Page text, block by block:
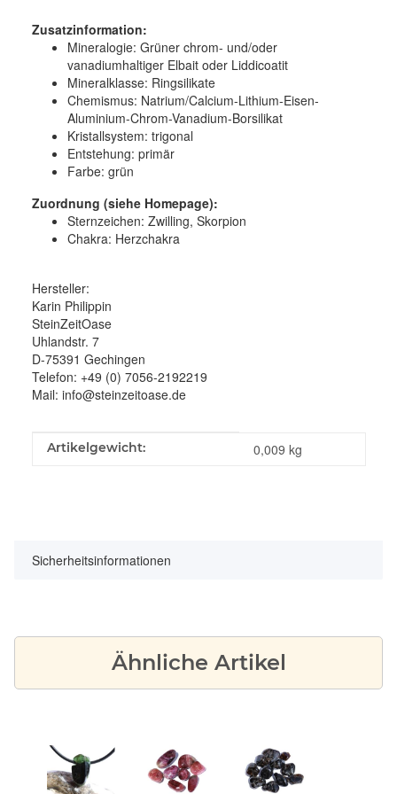
Zusatzinformation:
Mineralogie: Grüner chrom- und/oder
vanadiumhaltiger Elbait oder Liddicoatit
Mineralklasse: Ringsilikate
Chemismus: Natrium/Calcium-Lithium-Eisen-
Aluminium-Chrom-Vanadium-Borsilikat
Kristallsystem: trigonal
Entstehung: primär
Farbe: grün
Zuordnung (siehe Homepage):
Sternzeichen: Zwilling, Skorpion
Chakra: Herzchakra
Hersteller:
Karin Philippin
SteinZeitOase
Uhlandstr. 7
D-75391 Gechingen
Telefon: +49 (0) 7056-2192219
Mail: info@steinzeitoase.de
Produkteigenschaft
Wert
Artikelgewicht: 0,009 kg
Sicherheitsinformationen
Ähnliche Artikel